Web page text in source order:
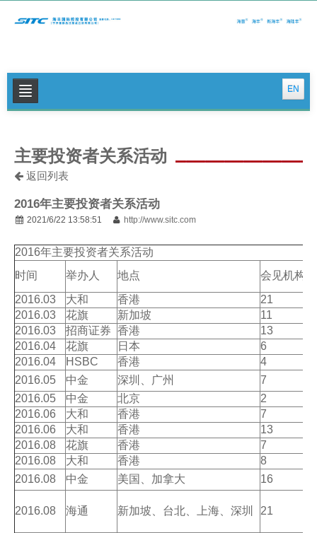
EN
公司新闻
集运特色服务
物流特色服务
可持续发展
联系我们
人才招聘
提单条件及条款
主要投资者关系活动
返回列表
2016年主要投资者关系活动
2021/6/22 13:58:51 http://www.sitc.com
2016年主要投资者关系活动
时间
举办人 地点
会见机构数
2016.03
大和 香港
21
2016.03
花旗 新加坡
11
2016.03
招商证券 香港
13
2016.04
花旗 日本
6
2016.04
HSBC 香港
4
2016.05
中金 深圳、广州
7
2016.05
中金 北京
2
2016.06
大和 香港
7
2016.06
大和 香港
13
2016.08
花旗 香港
7
2016.08
大和 香港
8
2016.08
中金 美国、加拿大 16
2016.08 海通 新加坡、台北、上海、深圳 21